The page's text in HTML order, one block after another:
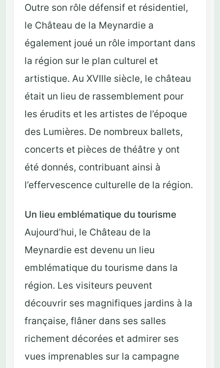
Outre son rôle défensif et résidentiel,
le Château de la Meynardie a
également joué un rôle important dans
la région sur le plan culturel et
artistique. Au XVIIIe siècle, le château
était un lieu de rassemblement pour
les érudits et les artistes de l’époque
des Lumières. De nombreux ballets,
concerts et pièces de théâtre y ont
été donnés, contribuant ainsi à
l’effervescence culturelle de la région.
Un lieu emblématique du tourisme
Aujourd’hui, le Château de la
Meynardie est devenu un lieu
emblématique du tourisme dans la
région. Les visiteurs peuvent
découvrir ses magnifiques jardins à la
française, flâner dans ses salles
richement décorées et admirer ses
vues imprenables sur la campagne